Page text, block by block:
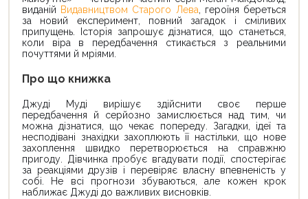
виданій Видавництвом Старого Лева, героїня береться
за новий експеримент, повний загадок і сміливих
припущень. Історія запрошує дізнатися, що станеться,
коли віра в передбачення стикається з реальними
почуттями й мріями.
Про що книжка
Джуді Муді вирішує здійснити своє перше
передбачення й серйозно замислюється над тим, чи
можна дізнатися, що чекає попереду. Загадки, ідеї та
несподівані знахідки захоплюють її настільки, що нове
захоплення швидко перетворюється на справжню
пригоду. Дівчинка пробує вгадувати події, спостерігає
за реакціями друзів і перевіряє власну впевненість у
собі. Не всі прогнози збуваються, але кожен крок
наближає Джуді до важливих висновків.